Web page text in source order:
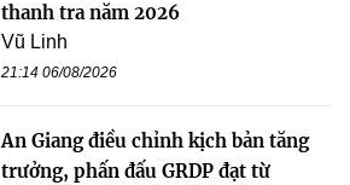
thanh tra năm 2026
Vũ Linh
21:14 06/08/2026
An Giang điều chỉnh kịch bản tăng
trưởng, phấn đấu GRDP đạt từ